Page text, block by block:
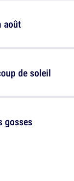
de soleil
août
gosses